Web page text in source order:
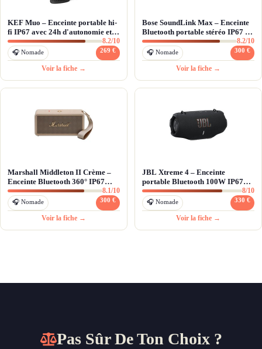
KEF Muo – Enceinte portable hi-
fi IP67 avec 24h d'autonomie et
aptX Adaptive
8.2/10
🎧 Nomade 269 €
Voir la fiche →
Bose SoundLink Max – Enceinte
Bluetooth portable stéréo IP67 et
20h d'autonomie
8.2/10
🎧 Nomade 300 €
Voir la fiche →
Marshall Middleton II Crème –
Enceinte Bluetooth 360° IP67
avec autonomie 30h
8.1/10
🎧 Nomade 300 €
Voir la fiche →
JBL Xtreme 4 – Enceinte
portable Bluetooth 100W IP67
avec autonomie record 24h
8/10
🎧 Nomade 330 €
Voir la fiche →
Pas Sûr De Ton Choix ?